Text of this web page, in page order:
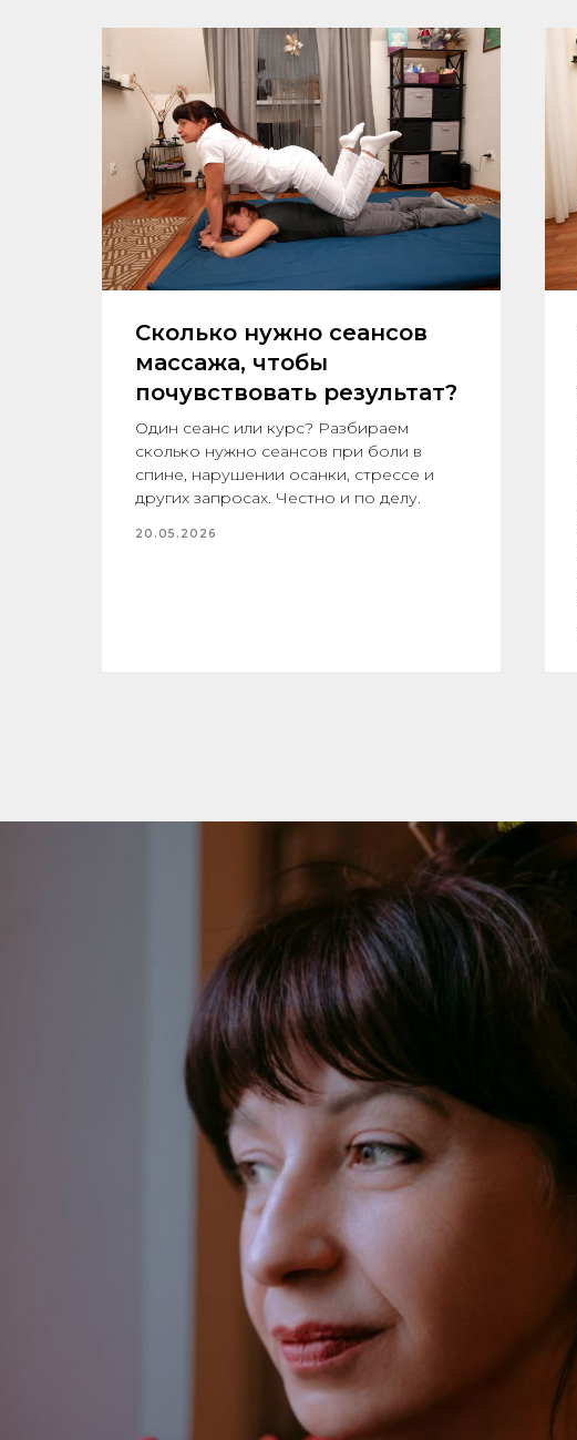
Сколько нужно сеансов
массажа, чтобы
почувствовать результат?
Один сеанс или курс? Разбираем
сколько нужно сеансов при боли в
спине, нарушении осанки, стрессе и
других запросах. Честно и по делу.
20.05.2026